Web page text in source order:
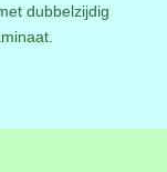
dubbelzijdig